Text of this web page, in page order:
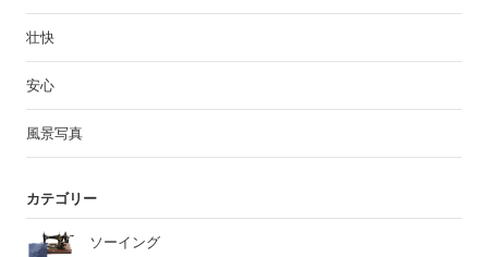
壮快
安心
風景写真
カテゴリー
ソーイング